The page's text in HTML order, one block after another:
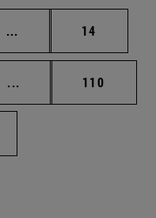
... Páginas intermedias
Página
14
... Páginas intermedias
Página
110